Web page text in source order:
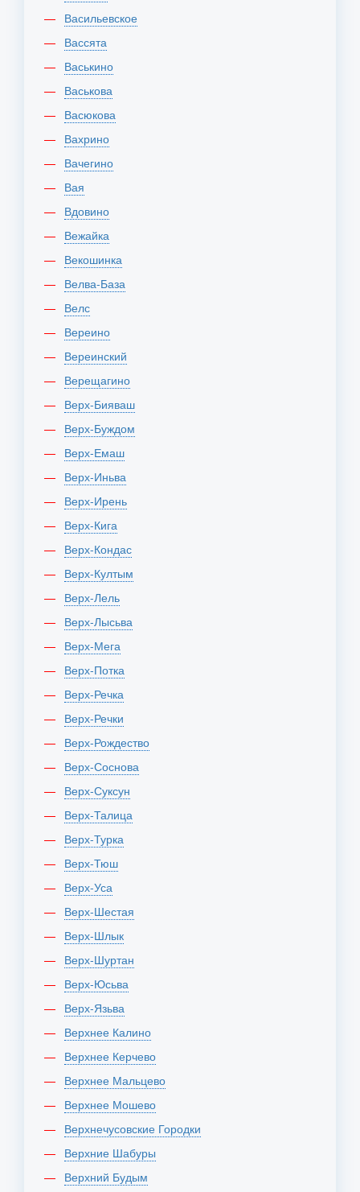
Васильевское
Вассята
Васькино
Васькова
Васюкова
Вахрино
Вачегино
Вая
Вдовино
Вежайка
Векошинка
Велва-База
Велс
Вереино
Вереинский
Верещагино
Верх-Бияваш
Верх-Буждом
Верх-Емаш
Верх-Иньва
Верх-Ирень
Верх-Кига
Верх-Кондас
Верх-Култым
Верх-Лель
Верх-Лысьва
Верх-Мега
Верх-Потка
Верх-Речка
Верх-Речки
Верх-Рождество
Верх-Соснова
Верх-Суксун
Верх-Талица
Верх-Турка
Верх-Тюш
Верх-Уса
Верх-Шестая
Верх-Шлык
Верх-Шуртан
Верх-Юсьва
Верх-Язьва
Верхнее Калино
Верхнее Керчево
Верхнее Мальцево
Верхнее Мошево
Верхнечусовские Городки
Верхние Шабуры
Верхний Будым